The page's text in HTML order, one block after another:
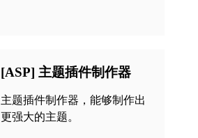
[ASP] 主题插件制作器
主题插件制作器，能够制作出
更强大的主题。